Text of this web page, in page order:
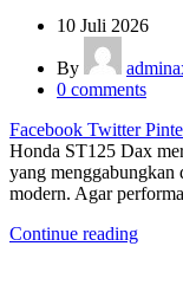
10 Juli 2026
By
0 comments
Facebook Twitter
Honda ST125 Dax
yang menggabungkan
modern. Agar
Continue reading